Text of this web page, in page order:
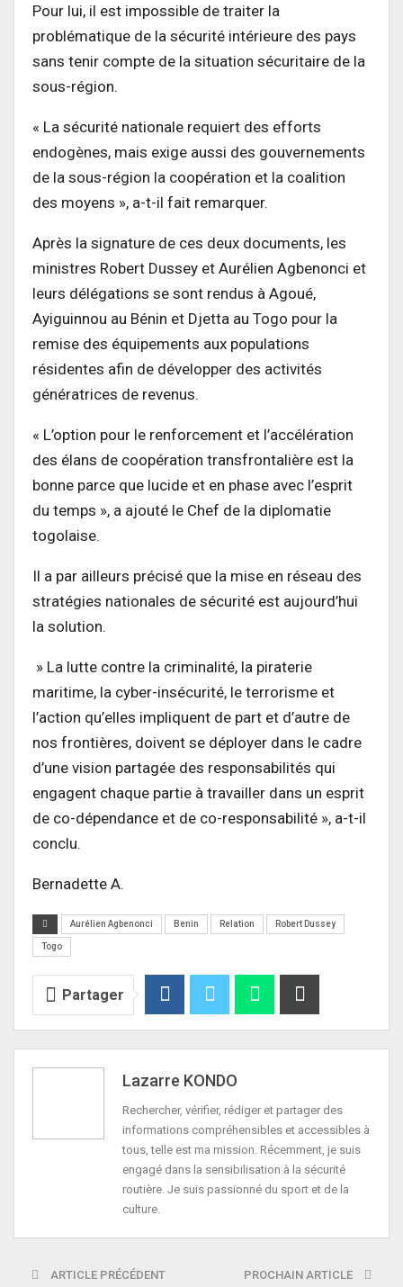
Pour lui, il est impossible de traiter la
problématique de la sécurité intérieure des pays
sans tenir compte de la situation sécuritaire de la
sous-région.
« La sécurité nationale requiert des efforts
endogènes, mais exige aussi des gouvernements
de la sous-région la coopération et la coalition
des moyens », a-t-il fait remarquer.
Après la signature de ces deux documents, les
ministres Robert Dussey et Aurélien Agbenonci et
leurs délégations se sont rendus à Agoué,
Ayiguinnou au Bénin et Djetta au Togo pour la
remise des équipements aux populations
résidentes afin de développer des activités
génératrices de revenus.
« L’option pour le renforcement et l’accélération
des élans de coopération transfrontalière est la
bonne parce que lucide et en phase avec l’esprit
du temps », a ajouté le Chef de la diplomatie
togolaise.
Il a par ailleurs précisé que la mise en réseau des
stratégies nationales de sécurité est aujourd’hui
la solution.
» La lutte contre la criminalité, la piraterie
maritime, la cyber-insécurité, le terrorisme et
l’action qu’elles impliquent de part et d’autre de
nos frontières, doivent se déployer dans le cadre
d’une vision partagée des responsabilités qui
engagent chaque partie à travailler dans un esprit
de co-dépendance et de co-responsabilité », a-t-il
conclu.
Bernadette A.
Aurélien Agbenonci Benin Relation Robert Dussey
Togo
Partager
Lazarre KONDO
Rechercher, vérifier, rédiger et partager des
informations compréhensibles et accessibles à
tous, telle est ma mission. Récemment, je suis
engagé dans la sensibilisation à la sécurité
routière. Je suis passionné du sport et de la
culture.
ARTICLE PRÉCÉDENT PROCHAIN ARTICLE